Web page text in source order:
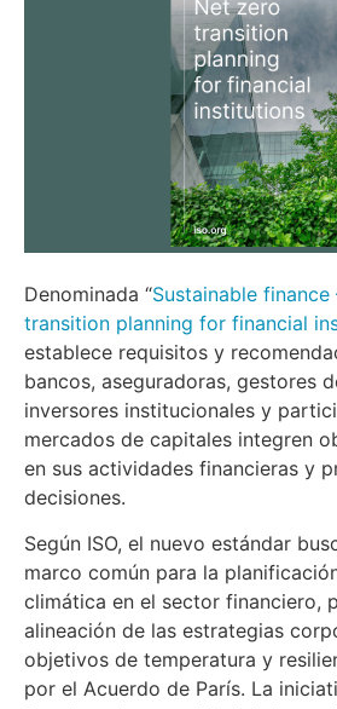
Denominada “Sustainable
transition planning for financial
establece requisitos y
bancos, aseguradoras, gestores
inversores institucionales y
mercados de capitales integren
en sus actividades financieras y
decisiones.
Según ISO, el nuevo estándar
marco común para la
climática en el sector financiero,
alineación de las estrategias
objetivos de temperatura y
por el Acuerdo de París. La